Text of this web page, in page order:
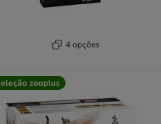
4 opções
zooplus